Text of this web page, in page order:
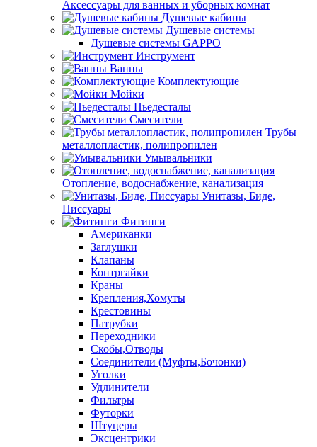
Аксессуары для ванных и уборных комнат
Душевые кабины
Душевые системы
Душевые системы GAPPO
Инструмент
Ванны
Комплектующие
Мойки
Пьедесталы
Смесители
Трубы
металлопластик, полипропилен
Умывальники
Отопление, водоснабжение, канализация
Унитазы, Биде,
Писсуары
Фитинги
Американки
Заглушки
Клапаны
Контргайки
Краны
Крепления,Хомуты
Крестовины
Патрубки
Переходники
Скобы,Отводы
Соединители (Муфты,Бочонки)
Уголки
Удлинители
Фильтры
Футорки
Штуцеры
Эксцентрики